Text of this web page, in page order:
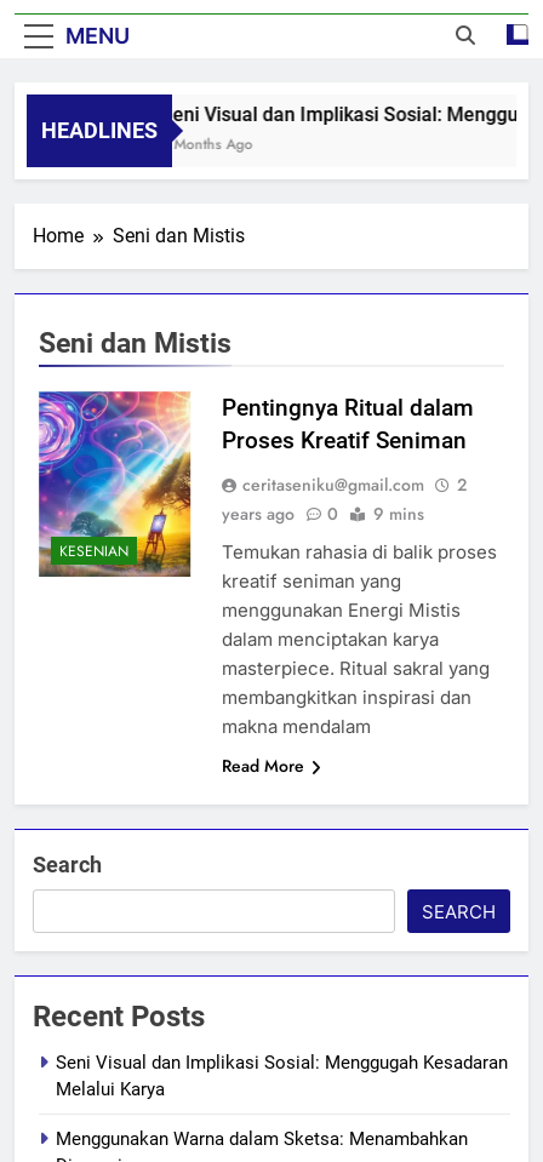
MENU
HEADLINES
Seni Visual dan Implikasi Sosial:
8 Months Ago
Home Seni dan Mistis
Seni dan Mistis
KESENIAN
Pentingnya Ritual dalam
Proses Kreatif Seniman
ceritaseniku@gmail.com
2
years ago
0 9 mins
Temukan rahasia di balik proses
kreatif seniman yang
menggunakan Energi Mistis
dalam menciptakan karya
masterpiece. Ritual sakral yang
membangkitkan inspirasi dan
makna mendalam
Read More
Search
SEARCH
Recent Posts
Seni Visual dan Implikasi Sosial: Menggugah Kesadaran
Melalui Karya
Menggunakan Warna dalam Sketsa: Menambahkan